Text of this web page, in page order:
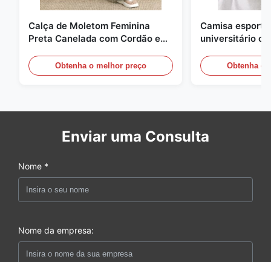
Calça de Moletom Feminina
Preta Canelada com Cordão e
Obtenha o melhor preço
Camisa
universitário
Obtenha o
Enviar uma Consulta
Nome *
Nome da empresa: